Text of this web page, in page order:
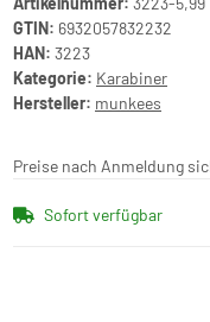
GTIN: 6932057832232
HAN: 3223
Kategorie: Karabiner
Hersteller: munkees
Preise nach Anmeldung
Sofort verfügbar